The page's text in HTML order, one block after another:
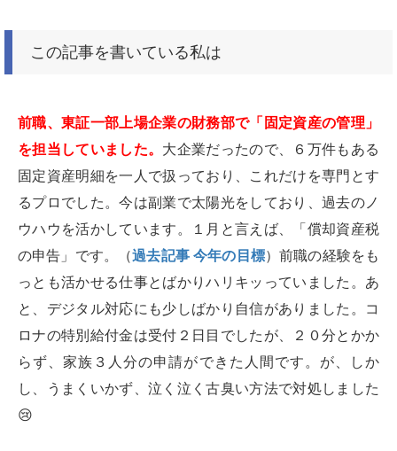
この記事を書いている私は
前職、東証一部上場企業の財務部で「固定資産の管理」
を担当していました。 大企業だったので、６万件もある
固定資産明細を一人で扱っており、これだけを専門とす
るプロでした。今は副業で太陽光をしており、過去のノ
ウハウを活かしています。１月と言えば、「償却資産税
の申告」です。（過去記事 今年の目標）前職の経験をも
っとも活かせる仕事とばかりハリキッっていました。あ
と、デジタル対応にも少しばかり自信がありました。コ
ロナの特別給付金は受付２日目でしたが、２０分とかか
らず、家族３人分の申請ができた人間です。が、しか
し、うまくいかず、泣く泣く古臭い方法で対処しました
😢